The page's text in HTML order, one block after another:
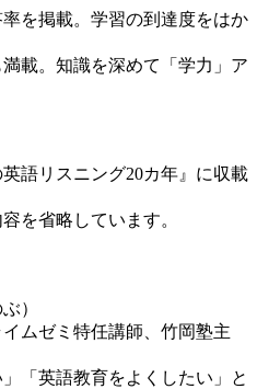
を掲載。学習の到達度をはか
載。知識を深めて「学力」ア
語リスニング20カ年』に収載
を省略しています。
）
ムゼミ特任講師、竹岡塾主
「英語教育をよくしたい」と